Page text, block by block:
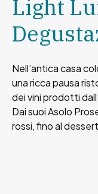
Light
Nell’antica casa
una ricca pausa
dei vini prodotti
Dai suoi Asolo
rossi, fino al